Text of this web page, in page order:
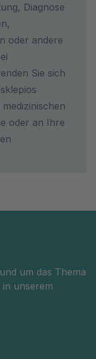
Diagnose
oder andere
Sie sich
oder an Ihre
um das Thema
in unserem